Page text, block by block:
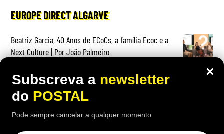
EUROPE DIRECT ALGARVE
Beatriz Garcia, 40 Anos de ECoCs, a família Ecoc e a
Next Culture | Por João Palmeiro
União Europeia ‘aperta’: novas regras europeias vão
proibir estas embalagens e algumas entram em vigor já
nesta data
×
Subscreva a newsletter
do POSTAL
Pode sempre cancelar a qualquer momento